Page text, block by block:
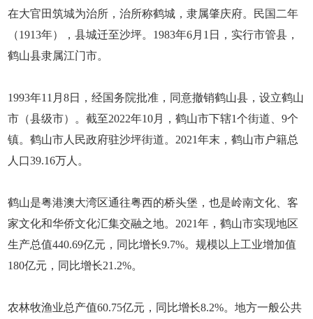
在大官田筑城为治所，治所称鹤城，隶属肇庆府。民国二年
（1913年），县城迁至沙坪。1983年6月1日，实行市管县，
鹤山县隶属江门市。
1993年11月8日，经国务院批准，同意撤销鹤山县，设立鹤山
市（县级市）。截至2022年10月，鹤山市下辖1个街道、9个
镇。鹤山市人民政府驻沙坪街道。2021年末，鹤山市户籍总
人口39.16万人。
鹤山是粤港澳大湾区通往粤西的桥头堡，也是岭南文化、客
家文化和华侨文化汇集交融之地。2021年，鹤山市实现地区
生产总值440.69亿元，同比增长9.7%。规模以上工业增加值
180亿元，同比增长21.2%。
农林牧渔业总产值60.75亿元，同比增长8.2%。地方一般公共